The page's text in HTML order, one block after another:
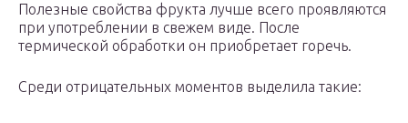
Полезные свойства фрукта лучше всего проявляются
при употреблении в свежем виде. После
термической обработки он приобретает горечь.
Среди отрицательных моментов выделила такие: